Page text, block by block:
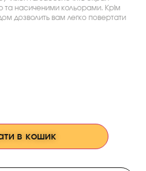
насиченими кольорами. Крім
дозволить вам легко повертати
в кошик